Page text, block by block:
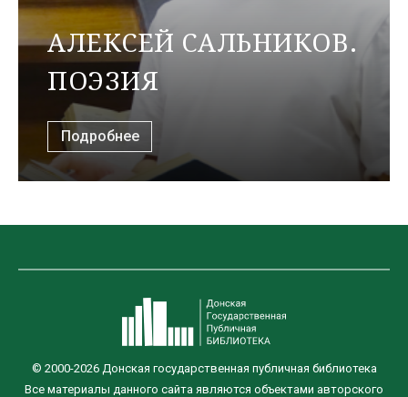
АЛЕКСЕЙ САЛЬНИКОВ.
ПОЭЗИЯ
Подробнее
© 2000-2026 Донская государственная публичная библиотека
Все материалы данного сайта являются объектами авторского